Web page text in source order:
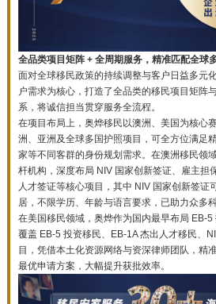
全品类项目矩阵 + 全周期服务，精准匹配全球
面对全球移民政策的持续调整与客户日益多元
户需求为核心，打造了全品类的移民项目矩阵
系，将诚信担当贯穿服务全流程。
在项目布局上，奥烨移民以澳洲、美国为核心
洲、亚洲及全球多国护照项目，可全方位满足
家等不同客群的身份规划需求。在澳洲移民领
杆机构，深度布局 NIV 国家创新签证、雇主担
人才签证等核心项目，其中 NIV 国家创新签证
居，不限学历、年龄与语言要求，已助力众多
在美国移民领域，奥烨作为国内最早布局 EB-
覆盖 EB-5 投资移民、EB-1A 杰出人才移民、
目，凭借本土化资源网络与资深律师团队，精
最优申请方案，大幅提升获批效率。